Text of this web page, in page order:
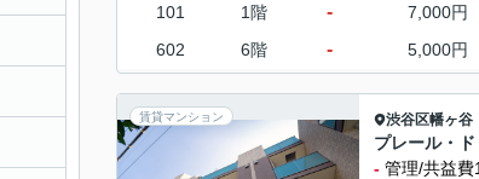
101 1階 - 7,000円
602 6階 - 5,000円
賃貸マンション 渋谷区幡ヶ谷
プレール・
- 管理/共益費